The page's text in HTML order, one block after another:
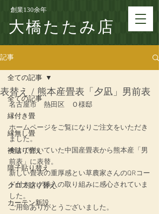
創業130余年
大橋たたみ店
記事
全ての記事
縁付き畳
縁無し畳
襖貼り替え
障子貼り替え
クロス貼り替え
カーテン新設
全ての記事
表替え / 熊本産畳表「夕凪」男前表
名古屋市　熱田区　Ｏ様邸
ホームページをご覧になりご注文をいただき
ました。
今まで付いていた中国産畳表から熊本産「男
前表」に表替。
新しい畳表の重厚感とい草農家さんのQRコー
ド付きタグ挿入の取り組みに感心されていま
した。
ご用命ありがとうございました。